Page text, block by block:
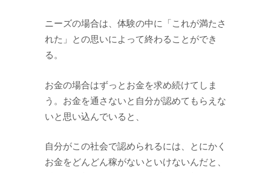
ニーズの場合は、体験の中に「これが満たさ
れた」との思いによって終わることができ
る。
お金の場合はずっとお金を求め続けてしま
う。お金を通さないと自分が認めてもらえな
いと思い込んでいると、
自分がこの社会で認められるには、とにかく
お金をどんどん稼がないといけないんだと、